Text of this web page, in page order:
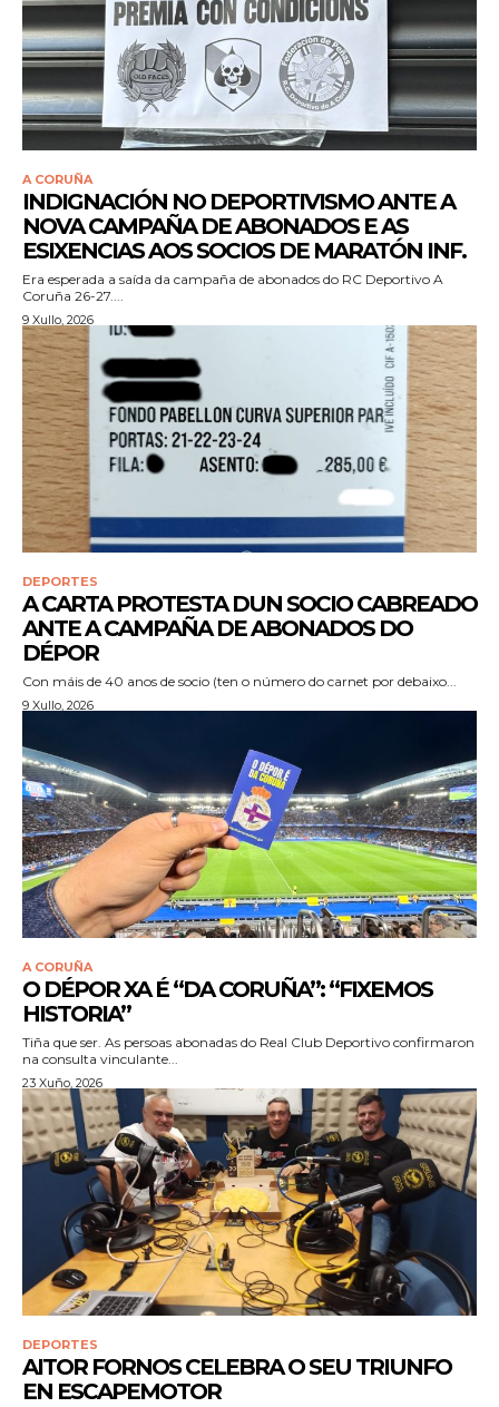
A CORUÑA
INDIGNACIÓN NO DEPORTIVISMO ANTE A
NOVA CAMPAÑA DE ABONADOS E AS
ESIXENCIAS AOS SOCIOS DE MARATÓN INF.
Era esperada a saída da campaña de abonados do RC Deportivo A
Coruña 26-27....
9 Xullo, 2026
DEPORTES
A CARTA PROTESTA DUN SOCIO CABREADO
ANTE A CAMPAÑA DE ABONADOS DO
DÉPOR
Con máis de 40 anos de socio (ten o número do carnet por debaixo...
9 Xullo, 2026
A CORUÑA
O DÉPOR XA É “DA CORUÑA”: “FIXEMOS
HISTORIA”
Tiña que ser. As persoas abonadas do Real Club Deportivo confirmaron
na consulta vinculante...
23 Xuño, 2026
DEPORTES
AITOR FORNOS CELEBRA O SEU TRIUNFO
EN ESCAPEMOTOR